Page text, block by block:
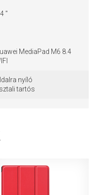
"
MediaPad M6 8.4
nyíló
tartós